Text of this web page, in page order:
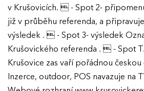
v Krušovicích.  - Spot 2-
již v průběhu referenda, a
výsledek .  - Spot 3- výsledek
Krušovického referenda .  - Spot
Krušovice zas vaří pořádnou
Inzerce, outdoor, POS navazuje na